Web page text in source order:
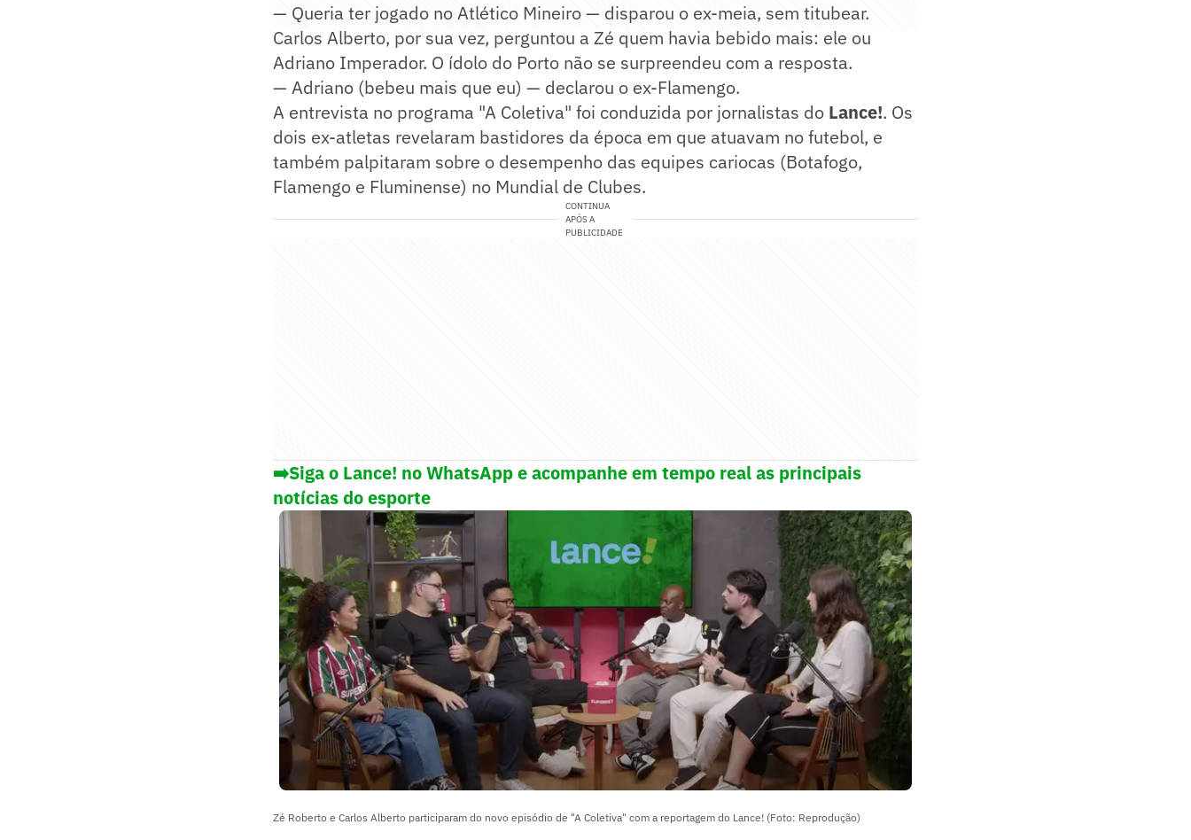
— Queria ter jogado no Atlético Mineiro — disparou o ex-meia, sem titubear.
Carlos Alberto, por sua vez, perguntou a Zé quem havia bebido mais: ele ou
Adriano Imperador. O ídolo do Porto não se surpreendeu com a resposta.
— Adriano (bebeu mais que eu) — declarou o ex-Flamengo.
A entrevista no programa "A Coletiva" foi conduzida por jornalistas do Lance!. Os
dois ex-atletas revelaram bastidores da época em que atuavam no futebol, e
também palpitaram sobre o desempenho das equipes cariocas (Botafogo,
Flamengo e Fluminense) no Mundial de Clubes.
CONTINUA
APÓS A
PUBLICIDADE
➡️Siga o Lance! no WhatsApp e acompanhe em tempo real as principais
notícias do esporte
Zé Roberto e Carlos Alberto participaram do novo episódio de "A Coletiva" com a reportagem do Lance! (Foto: Reprodução)